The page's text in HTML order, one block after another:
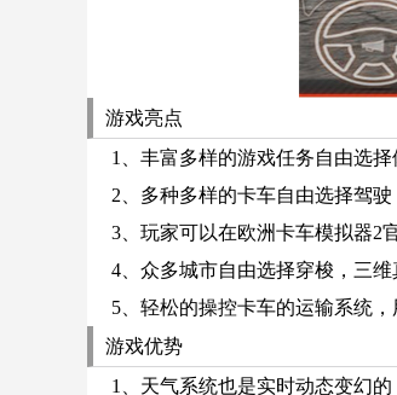
游戏亮点
1、丰富多样的游戏任务自由选
2、多种多样的卡车自由选择驾
3、玩家可以在欧洲卡车模拟器2
4、众多城市自由选择穿梭，三
5、轻松的操控卡车的运输系统
游戏优势
1、天气系统也是实时动态变幻